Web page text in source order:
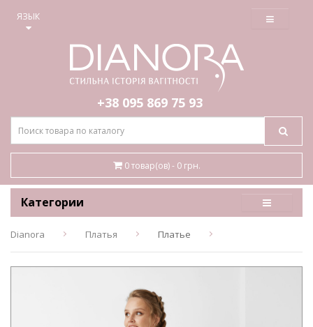
ЯЗЫК ≡
+38 095 869 75 93
0 товар(ов) - 0 грн.
Категории
Dianora Платья Платье